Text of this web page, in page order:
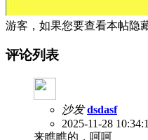
游客，如果您要查看本帖隐
评论列表
沙发 dsdasf
2025-11-28
来瞧瞧的，呵呵